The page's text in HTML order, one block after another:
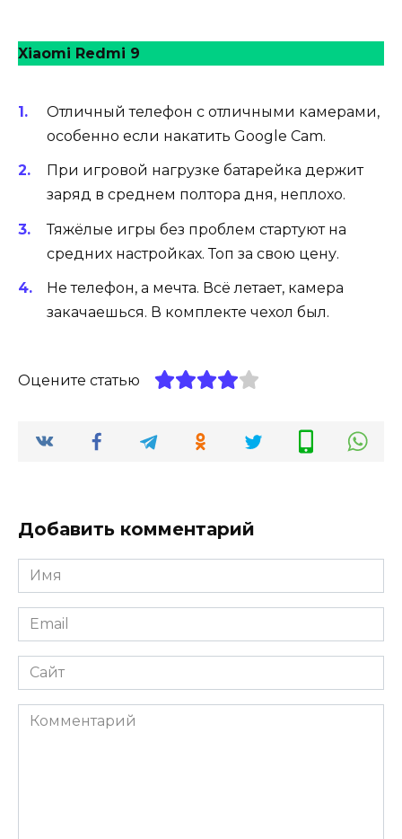
Xiaomi Redmi 9
Отличный телефон с отличными камерами,
особенно если накатить Google Cam.
При игровой нагрузке батарейка держит
заряд в среднем полтора дня, неплохо.
Тяжёлые игры без проблем стартуют на
средних настройках. Топ за свою цену.
Не телефон, а мечта. Всё летает, камера
закачаешься. В комплекте чехол был.
Оцените статью
Добавить комментарий
Имя
Email
Сайт
Комментарий